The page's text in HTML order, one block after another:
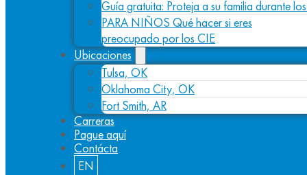
Guía gratuita: Proteja a su familia durante
PARA NIÑOS Qué hacer si eres
preocupado por los CIE
Ubicaciones
Tulsa, OK
Oklahoma City, OK
Fort Smith, AR
Carreras
Pague aquí
Contácta
EN